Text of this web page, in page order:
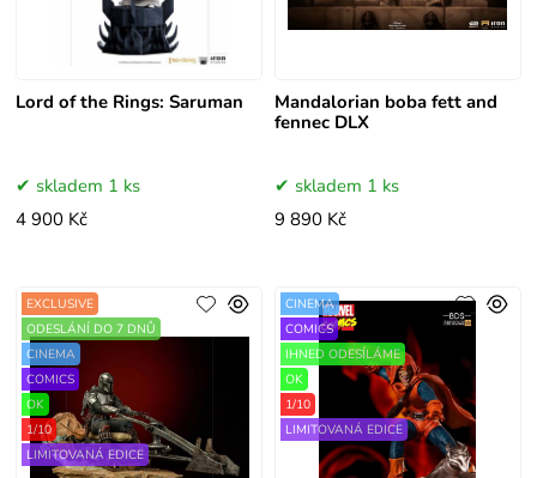
Lord of the Rings: Saruman
skladem 1 ks
4 900 Kč
Mandalorian boba fett and
fennec DLX
skladem 1 ks
9 890 Kč
EXCLUSIVE
ODESLÁNÍ DO 7 DNŮ
CINEMA
COMICS
OK
1/10
LIMITOVANÁ EDICE
CINEMA
COMICS
IHNED ODESÍLÁME
OK
1/10
LIMITOVANÁ EDICE